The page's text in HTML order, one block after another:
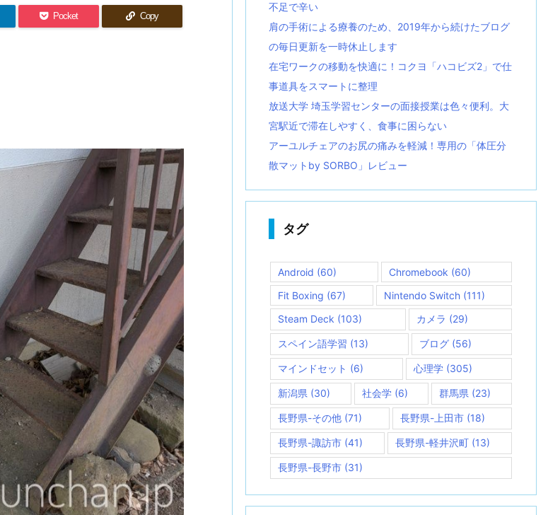
Pocket Copy
不足で辛い
肩の手術による療養のため、2019年から続けたブログ
の毎日更新を一時休止します
在宅ワークの移動を快適に！コクヨ「ハコビズ2」で仕
事道具をスマートに整理
放送大学 埼玉学習センターの面接授業は色々便利。大
宮駅近で滞在しやすく、食事に困らない
アーユルチェアのお尻の痛みを軽減！専用の「体圧分
散マットby SORBO」レビュー
タグ
Android (60) Chromebook (60)
Fit Boxing (67) Nintendo Switch(111)
Steam Deck (103) カメラ (29)
スペイン語学習 (13) ブログ (56)
マインドセット (6) 心理学 (305)
新潟県 (30) 社会学(6) 群馬県 (23)
長野県-その他 (71) 長野県-上田市(18)
長野県-諏訪市 (41) 長野県-軽井沢町 (13)
長野県-長野市 (31)